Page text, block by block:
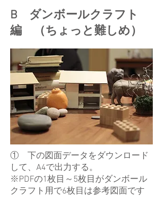
B ダンボールクラフト
編 （ちょっと難しめ）
① 下の図面データをダウンロード
して、A4で出力する。
​※PDFの1枚目～5枚目がダンボール
クラフト用で6枚目は参考図面です